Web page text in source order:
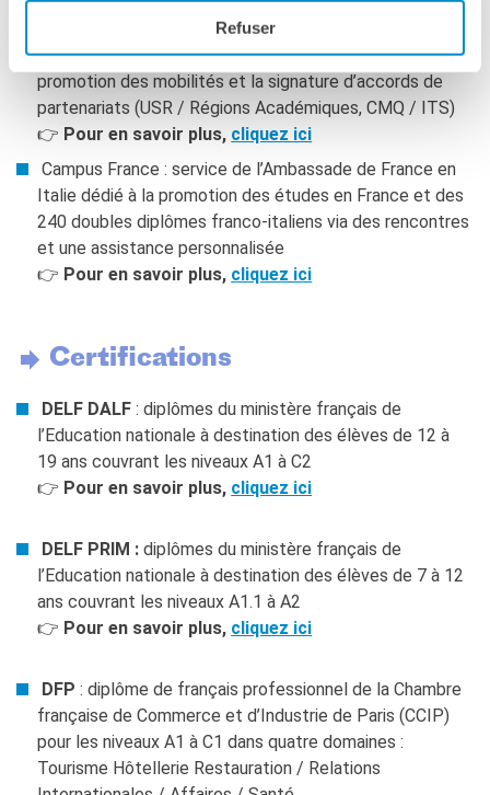
Refuser
Les partenariats décentralisés : l’Institut français
accompagne les acteurs français et italiens dans la
promotion des mobilités et la signature d’accords de
partenariats (USR / Régions Académiques, CMQ / ITS)
👉 Pour en savoir plus, cliquez ici
Campus France : service de l’Ambassade de France en
Italie dédié à la promotion des études en France et des
240 doubles diplômes franco-italiens via des rencontres
et une assistance personnalisée
👉 Pour en savoir plus, cliquez ici
Certifications
DELF DALF : diplômes du ministère français de
l’Education nationale à destination des élèves de 12 à
19 ans couvrant les niveaux A1 à C2
👉 Pour en savoir plus, cliquez ici
DELF PRIM :diplômes du ministère français de
l’Education nationale à destination des élèves de 7 à 12
ans couvrant les niveaux A1.1 à A2
👉 Pour en savoir plus, cliquez ici
DFP : diplôme de français professionnel de la Chambre
française de Commerce et d’Industrie de Paris (CCIP)
pour les niveaux A1 à C1 dans quatre domaines :
Tourisme Hôtellerie Restauration / Relations